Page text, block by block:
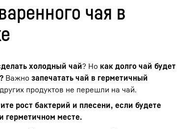
чая в
холодный чай? Но как долго чай будет
Важно запечатать чай в герметичный
продуктов не перешли на чай.
рост бактерий и плесени, если будете
герметичном месте.